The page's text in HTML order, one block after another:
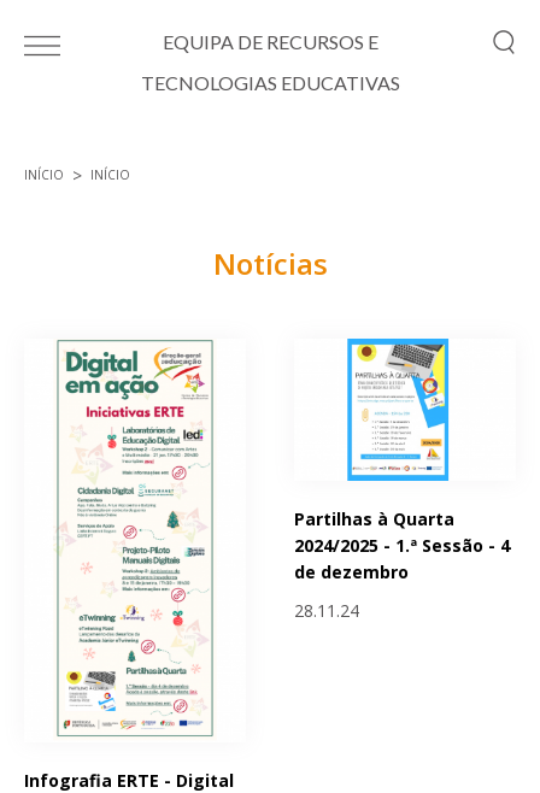
EQUIPA DE RECURSOS E
TECNOLOGIAS EDUCATIVAS
INÍCIO INÍCIO
Notícias
Infografia ERTE - Digital
Partilhas à Quarta
2024/2025 - 1.ª Sessão - 4
de dezembro
28.11.24
Páginas